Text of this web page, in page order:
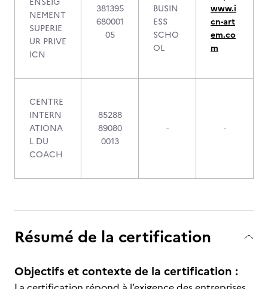
NEMENT
SUPERIE
UR PRIVE
ICN
381395
680001
05
BUSIN
ESS
SCHO
OL
www.i
cn-art
em.co
m
CENTRE
INTERN
ATIONA
L DU
COACH
85288
89080
0013
- -
Résumé de la certification
Objectifs et contexte de la certification :